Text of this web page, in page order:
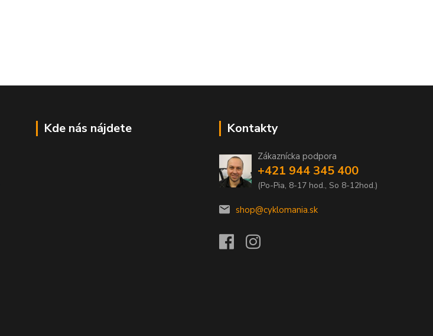
Kde nás nájdete Kontakty
Zákaznícka podpora
+421 944 345 400
(Po-Pia, 8-17 hod., So 8-12hod.)
shop@cyklomania.sk